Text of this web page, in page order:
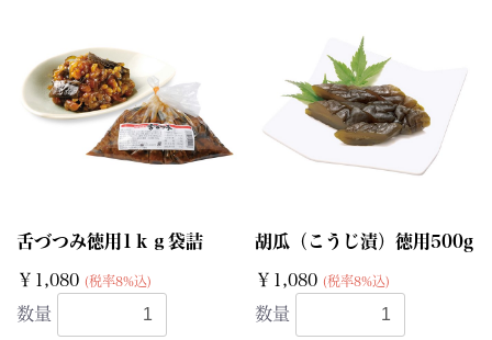
舌づつみ徳用1ｋｇ袋詰
￥1,080 (税率8%込)
数量
胡瓜（こうじ漬）徳用500g
￥1,080 (税率8%込)
数量